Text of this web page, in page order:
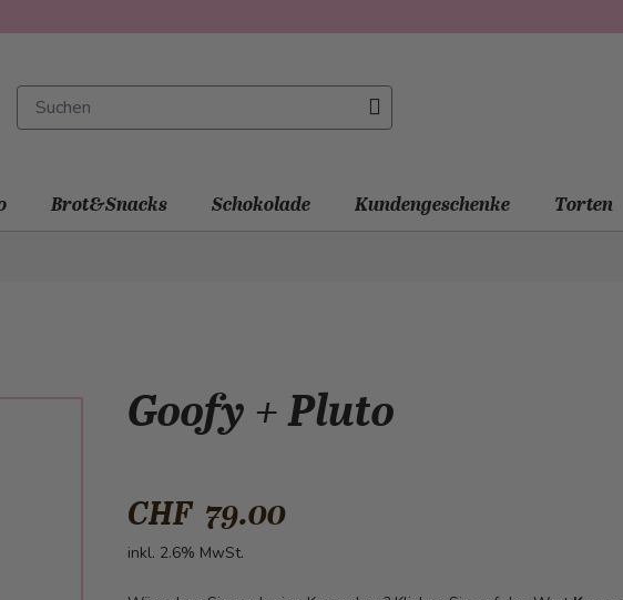
Brot&Snacks Schokolade Kundengeschenke Torten
Goofy + Pluto
CHF 79.00
inkl. 2.6% MwSt.